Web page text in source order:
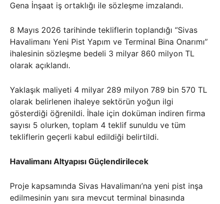
Gena İnşaat iş ortaklığı ile sözleşme imzalandı.
8 Mayıs 2026 tarihinde tekliflerin toplandığı “Sivas
Havalimanı Yeni Pist Yapım ve Terminal Bina Onarımı”
ihalesinin sözleşme bedeli 3 milyar 860 milyon TL
olarak açıklandı.
Yaklaşık maliyeti 4 milyar 289 milyon 789 bin 570 TL
olarak belirlenen ihaleye sektörün yoğun ilgi
gösterdiği öğrenildi. İhale için doküman indiren firma
sayısı 5 olurken, toplam 4 teklif sunuldu ve tüm
tekliflerin geçerli kabul edildiği belirtildi.
Havalimanı Altyapısı Güçlendirilecek
Proje kapsamında Sivas Havalimanı’na yeni pist inşa
edilmesinin yanı sıra mevcut terminal binasında